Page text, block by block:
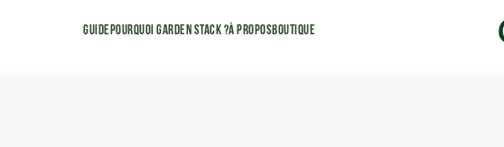
GuidePourquoi Garden Stack ?À ProposBoutique